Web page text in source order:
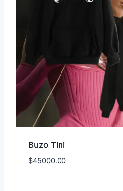
Buzo Tini
$45000.00